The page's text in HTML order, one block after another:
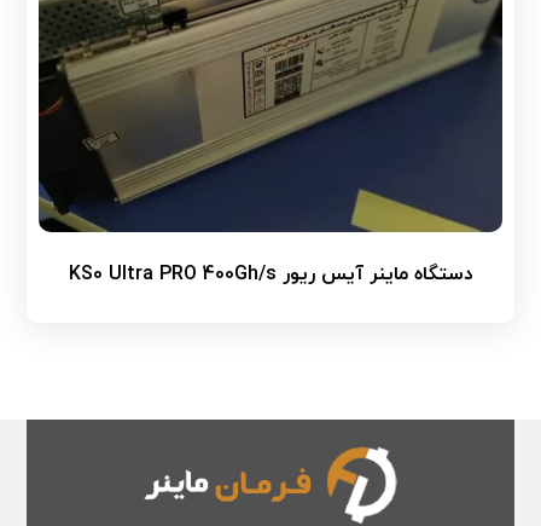
دستگاه ماینر آیس ریور KS0 Ultra PRO 400Gh/s